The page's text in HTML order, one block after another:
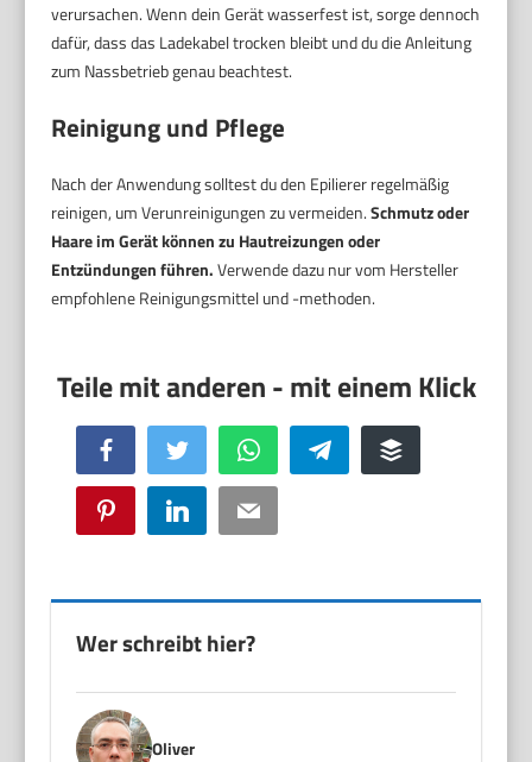
verursachen. Wenn dein Gerät wasserfest ist, sorge dennoch
dafür, dass das Ladekabel trocken bleibt und du die Anleitung
zum Nassbetrieb genau beachtest.
Reinigung und Pflege
Nach der Anwendung solltest du den Epilierer regelmäßig
reinigen, um Verunreinigungen zu vermeiden.Schmutz oder
Haare im Gerät können zu Hautreizungen oder
Entzündungen führen.Verwende dazu nur vom Hersteller
empfohlene Reinigungsmittel und -methoden.
Facebook Twitter WhatsApp Telegram Buffer
Pinterest LinkedIn Email
Wer schreibt hier?
Oliver